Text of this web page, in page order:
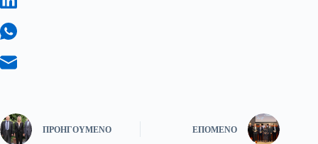
ΠΡΟΗΓΟΎΜΕΝΟ ΕΠΌΜΕΝΟ